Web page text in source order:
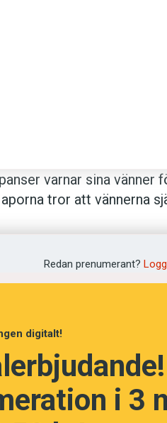
varnar sina vänner
tror att vännerna
lyssnat till apornas
för komplex
Redan prenumerant?
digitalt!
i 3